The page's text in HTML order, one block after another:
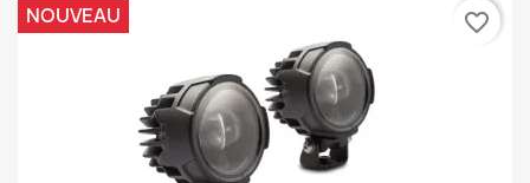
NOUVEAU favorite_border